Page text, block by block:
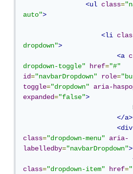
<ul
class=
auto">
<li
dropdown">
<a
dropdown-toggle"
href="#"
id="navbarDropdown" role=
toggle="dropdown" aria-
expanded="false">
Posts
</a>
<div
class="dropdown-menu"
aria-
labelledby="navbarDropdown">
class="dropdown-item" href="